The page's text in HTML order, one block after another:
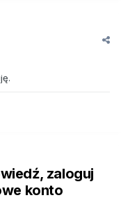
zaloguj
konto